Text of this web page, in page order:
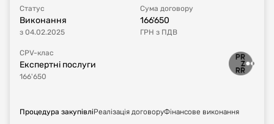
Статус
Виконання
з 04.02.2025
Сума договору
166'650
ГРН з ПДВ
CPV-клас
Експертні послуги
166'650
Процедура закупівліРеалізація договоруФінансове виконання